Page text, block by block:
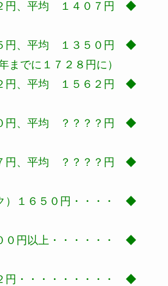
円、平均 １４０７円 ◆
円、平均 １３５０円 ◆
までに１７２８円に）
円、平均 １５６２円 ◆
円、平均 ？？？？円 ◆
円、平均 ？？？？円 ◆
）１６５０円・・・・ ◆
０円以上・・・・・・ ◆
円・・・・・・・・・ ◆